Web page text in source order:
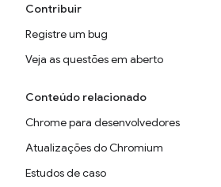
Contribuir
Registre um bug
Veja as questões em aberto
Conteúdo relacionado
Chrome para desenvolvedores
Atualizações do Chromium
Estudos de caso